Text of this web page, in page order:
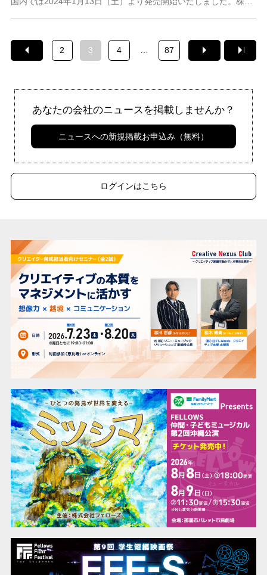
2 3 4 … 87
あなたの会社のニュースを掲載しませんか？
ニュースへの新規掲載お申込み（無料）
ログインはこちら